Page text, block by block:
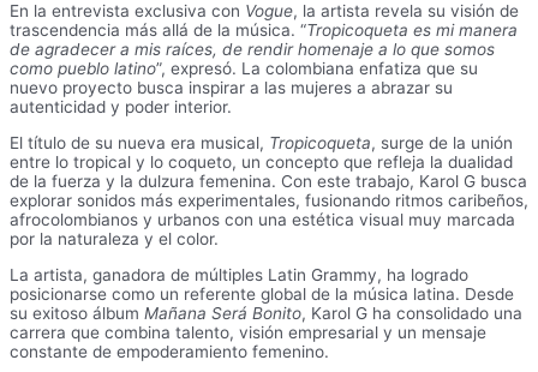
En la entrevista exclusiva con Vogue, la artista revela su visión de
trascendencia más allá de la música. “Tropicoqueta es mi manera
de agradecer a mis raíces, de rendir homenaje a lo que somos
como pueblo latino”, expresó. La colombiana enfatiza que su
nuevo proyecto busca inspirar a las mujeres a abrazar su
autenticidad y poder interior.
El título de su nueva era musical, Tropicoqueta, surge de la unión
entre lo tropical y lo coqueto, un concepto que refleja la dualidad
de la fuerza y la dulzura femenina. Con este trabajo, Karol G busca
explorar sonidos más experimentales, fusionando ritmos caribeños,
afrocolombianos y urbanos con una estética visual muy marcada
por la naturaleza y el color.
La artista, ganadora de múltiples Latin Grammy, ha logrado
posicionarse como un referente global de la música latina. Desde
su exitoso álbum Mañana Será Bonito, Karol G ha consolidado una
carrera que combina talento, visión empresarial y un mensaje
constante de empoderamiento femenino.